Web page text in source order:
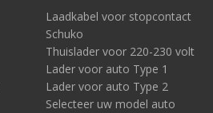
Laadkabel voor stopcontact
Schuko
Thuislader voor 220-230 volt
Lader voor auto Type 1
Lader voor auto Type 2
Selecteer uw model auto